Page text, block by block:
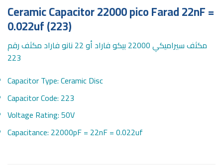
Ceramic Capacitor 22000 pico Farad 22nF =
0.022uf (223)
مكثف سيراميكي 22000 بيكو فاراد أو 22 نانو فاراد مكثف رقم
223
Capacitor Type: Ceramic Disc
Capacitor Code: 223
Voltage Rating: 50V
Capacitance: 22000pF = 22nF = 0.022uf